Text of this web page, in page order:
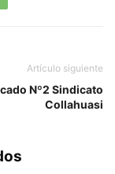
Artículo siguiente
Nº2 Sindicato
Collahuasi